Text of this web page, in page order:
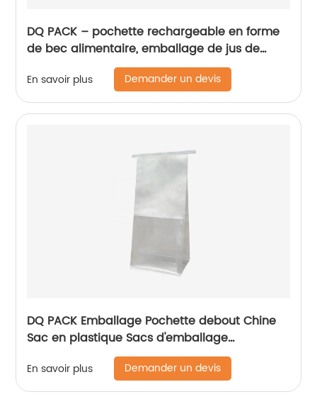
DQ PACK – pochette rechargeable en forme
de bec alimentaire, emballage de jus de
fruits, sac d'emballage de boissons
En savoir plus Demander un devis
DQ PACK Emballage Pochette debout Chine
Sac en plastique Sacs d'emballage
alimentaire à fermeture éclair refermables en
usine avec sac d'emballage à fenêtre
transparente
En savoir plus Demander un devis